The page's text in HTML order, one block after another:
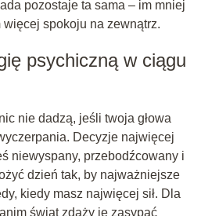
pozostaje ta sama – im mniej
spokoju na zewnątrz.
psychiczną w ciągu
nie dadzą, jeśli twoja głowa
Decyzje najwięcej
niewyspany, przebodźcowany i
dzień tak, by najważniejsze
kiedy masz najwięcej sił. Dla
świat zdąży je zasypać